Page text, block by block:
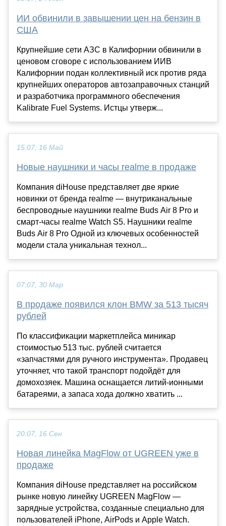
ИИ обвинили в завышении цен на бензин в
США
Крупнейшие сети АЗС в Калифорнии обвинили в
ценовом сговоре с использованием ИИВ
Калифорнии подан коллективный иск против ряда
крупнейших операторов автозаправочных станций
и разработчика программного обеспечения
Kalibrate Fuel Systems. Истцы утверж...
15:07, 16 Май
Новые наушники и часы realme в продаже
Компания diHouse представляет две яркие
новинки от бренда realme — внутриканальные
беспроводные наушники realme Buds Air 8 Pro и
смарт-часы realme Watch S5. Наушники realme
Buds Air 8 Pro Одной из ключевых особенностей
модели стала уникальная технол...
07:07, 30 Мар
В продаже появился клон BMW за 513 тысяч
рублей
По классификации маркетплейса миникар
стоимостью 513 тыс. рублей считается
«запчастями для ручного инструмента». Продавец
уточняет, что такой транспорт подойдёт для
домохозяек. Машина оснащается литий-ионными
батареями, а запаса хода должно хватить ...
20:07, 16 Сен
Новая линейка MagFlow от UGREEN уже в
продаже
Компания diHouse представляет на российском
рынке новую линейку UGREEN MagFlow —
зарядные устройства, созданные специально для
пользователей iPhone, AirPods и Apple Watch.